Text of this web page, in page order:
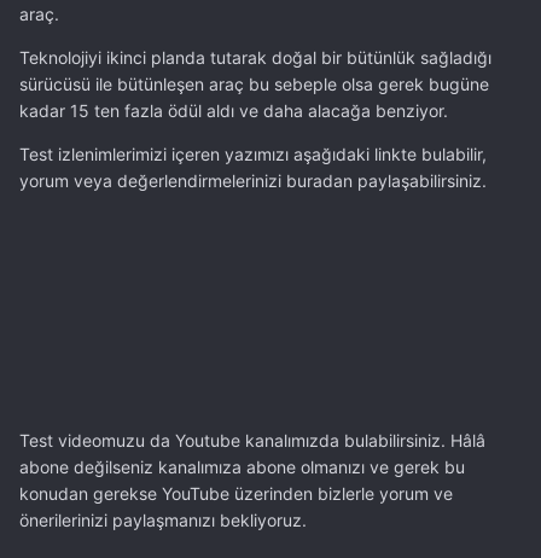
araç.
Teknolojiyi ikinci planda tutarak doğal bir bütünlük sağladığı
sürücüsü ile bütünleşen araç bu sebeple olsa gerek bugüne
kadar 15 ten fazla ödül aldı ve daha alacağa benziyor.
Test izlenimlerimizi içeren yazımızı aşağıdaki linkte bulabilir,
yorum veya değerlendirmelerinizi buradan paylaşabilirsiniz.
Test videomuzu da Youtube kanalımızda bulabilirsiniz. Hâlâ
abone değilseniz kanalımıza abone olmanızı ve gerek bu
konudan gerekse YouTube üzerinden bizlerle yorum ve
önerilerinizi paylaşmanızı bekliyoruz.